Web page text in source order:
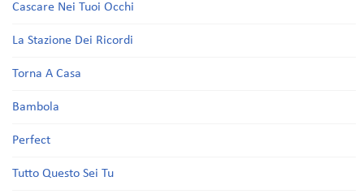
Cascare Nei Tuoi Occhi
La Stazione Dei Ricordi
Torna A Casa
Bambola
Perfect
Tutto Questo Sei Tu